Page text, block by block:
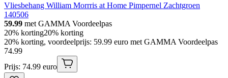
Vliesbehang William Morrris at Home Pimpernel Zachtgroen
140506
59.99 met GAMMA Voordeelpas
20% korting20% korting
20% korting, voordeelprijs: 59.99 euro met GAMMA Voordeelpas
74.99
Prijs: 74.99 euro